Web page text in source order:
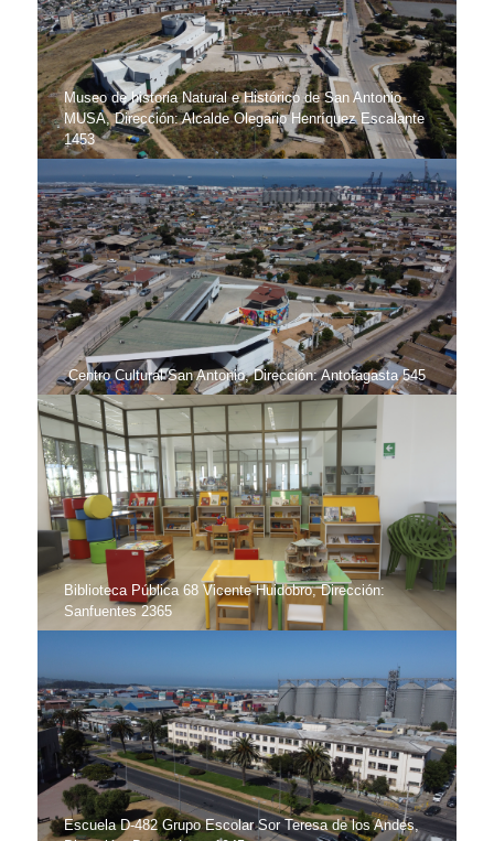
Museo de historia Natural e Histórico de San Antonio
MUSA, Dirección: Alcalde Olegario Henríquez Escalante
1453
Centro Cultural San Antonio, Dirección: Antofagasta 545
Biblioteca Pública 68 Vicente Huidobro, Dirección:
Sanfuentes 2365
Escuela D-482 Grupo Escolar Sor Teresa de los Andes,